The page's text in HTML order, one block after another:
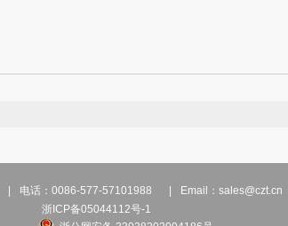
电话：0086-577-57101988 Email： sales@czt.cn
浙ICP备05044112号-1